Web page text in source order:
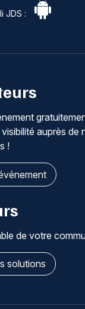
JDS :
auprès de
!
de votre
solutions